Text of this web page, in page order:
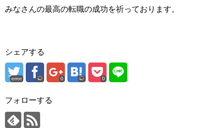
みなさんの最高の転職の成功を祈っております。
シェアする
error 0 0
フォローする